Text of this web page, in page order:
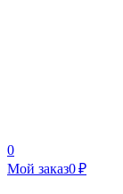
0
Мой заказ0 ₽